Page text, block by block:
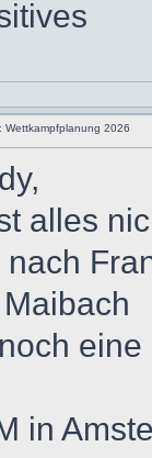
Wettkampfplanung 2026
alles
nach
in